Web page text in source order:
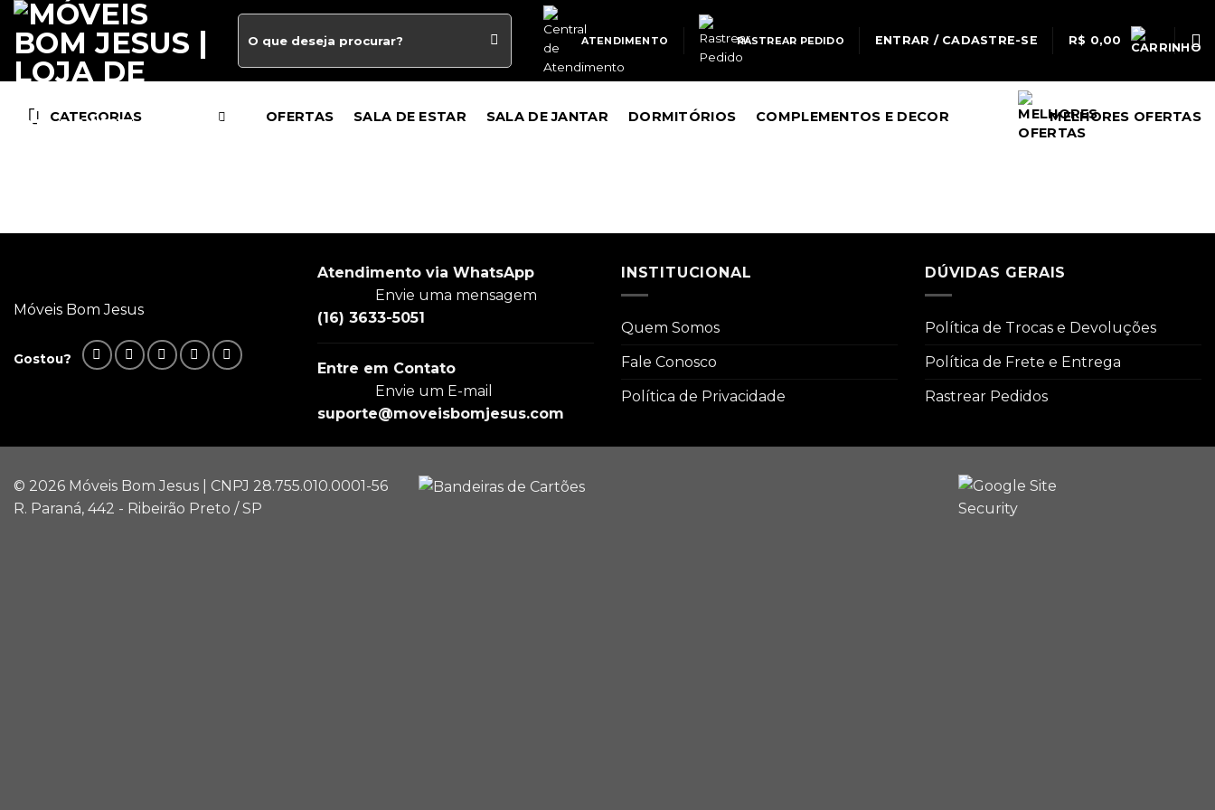
ATENDIMENTO RASTREAR PEDIDO ENTRAR / CADASTRE-SE R$ 0,00
CATEGORIAS OFERTAS SALA DE ESTAR SALA DE JANTAR DORMITÓRIOS COMPLEMENTOS E DECOR MELHORES OFERTAS
Móveis Bom Jesus
Gostou?
Atendimento via WhatsApp
Envie uma mensagem
(16) 3633-5051
Entre em Contato
Envie um E-mail
suporte@moveisbomjesus.com
INSTITUCIONAL
Quem Somos
Fale Conosco
Política de Privacidade
DÚVIDAS GERAIS
Política de Trocas e Devoluções
Política de Frete e Entrega
Rastrear Pedidos
© 2026 Móveis Bom Jesus | CNPJ 28.755.010.0001-56
R. Paraná, 442 - Ribeirão Preto / SP